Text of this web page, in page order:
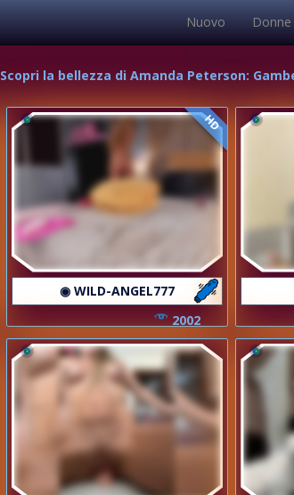
Nuovo Donne
Scopri la bellezza di Amanda Peterson:
HD
◉ WILD-ANGEL777
2002